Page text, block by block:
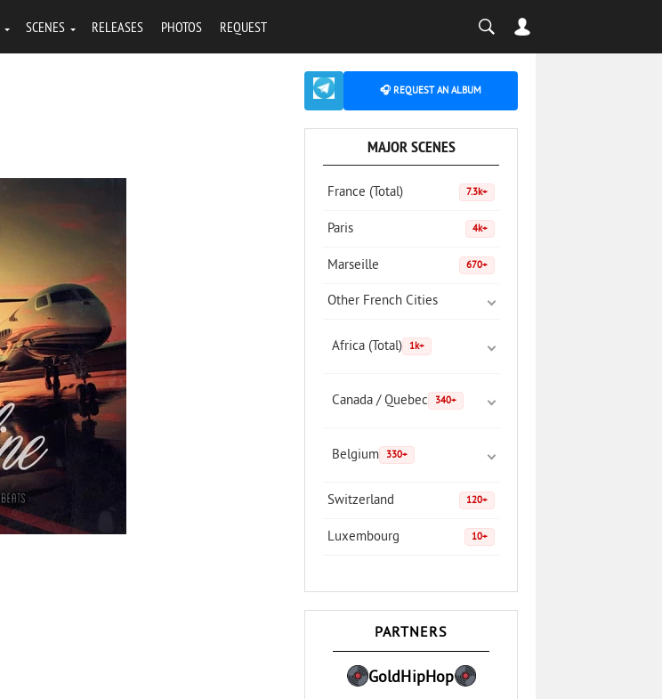
SCENES RELEASES PHOTOS REQUEST
🎧 REQUEST AN ALBUM
MAJOR SCENES
France (Total) 7.3k+
Paris 4k+
Marseille 670+
Other French Cities
Africa (Total) 1k+
Canada / Quebec 340+
Belgium 330+
Switzerland 120+
Luxembourg 10+
PARTNERS
GoldHipHop